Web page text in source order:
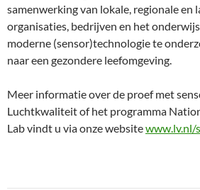
samenwerking van lokale, regionale en
organisaties, bedrijven en het
moderne (sensor)technologie te
naar een gezondere leefomgeving.
Meer informatie over de proef met
Luchtkwaliteit of het programma
Lab vindt u via onze websitewww.lv.nl/